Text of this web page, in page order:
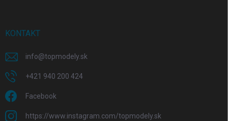
KONTAKT
info@topmodely.sk
+421 940 200 424
Facebook
https://www.instagram.com/topmodely.sk